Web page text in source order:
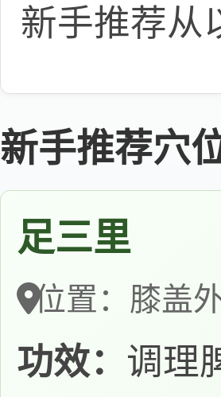
新手推荐从
新手推荐穴
足三里
位置：膝盖
功效： 调理